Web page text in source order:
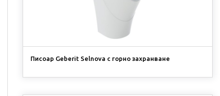
Писоар Geberit Selnova с горно захранване